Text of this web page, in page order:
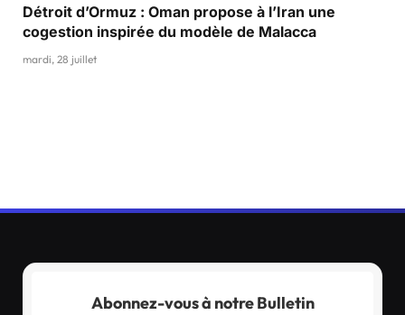
Détroit d’Ormuz : Oman propose à l’Iran une
cogestion inspirée du modèle de Malacca
mardi, 28 juillet
Abonnez-vous à notre Bulletin